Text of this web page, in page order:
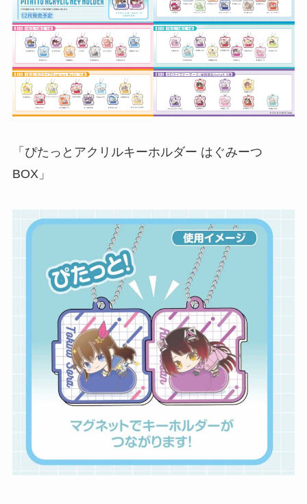
「ぴたっとアクリルキーホルダー はぐみーつ
BOX」